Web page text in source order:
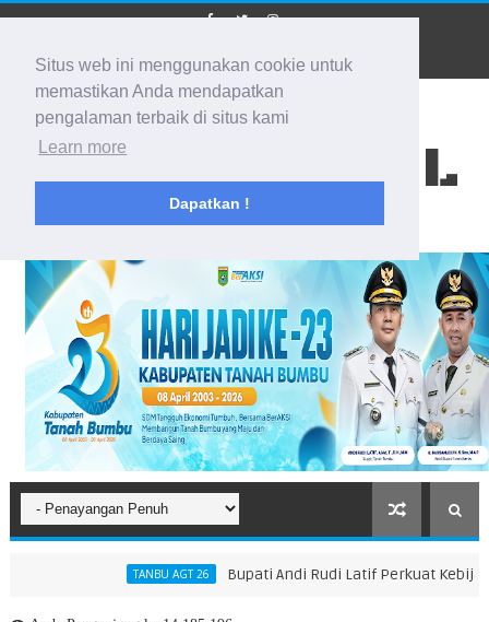
Situs web ini menggunakan cookie untuk
memastikan Anda mendapatkan
pengalaman terbaik di situs kami
Learn more
Dapatkan !
BIDIK KALSEL
Membidik Ke Segala Arah
TANBU AGT 26 Bupati Andi Rudi Latif Perkuat Kebijakan
Menuju Masa Depan yang Lebih Hijau dan Gemilang